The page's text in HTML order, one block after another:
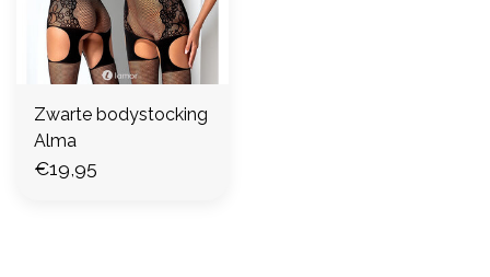
Zwarte bodystocking
Alma
€19,95